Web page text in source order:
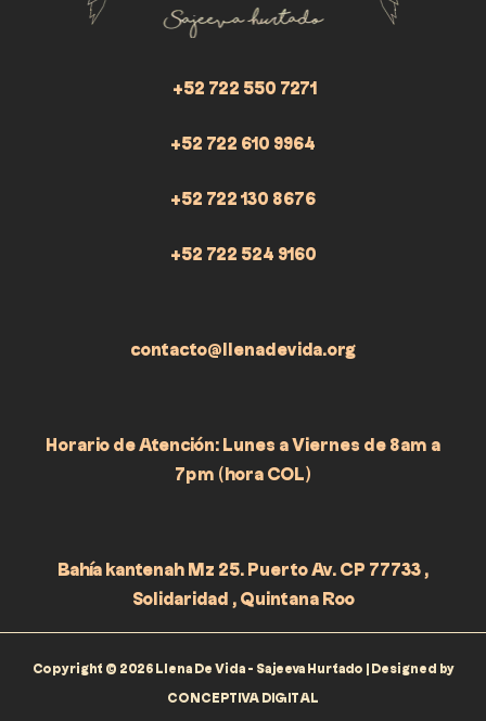
+52 722 550 7271
+52 722 610 9964
+52 722 130 8676
+52 722 524 9160
contacto@llenadevida.org
Horario de Atención: Lunes a Viernes de 8am a
7pm (hora COL)
Bahía kantenah Mz 25. Puerto Av. CP 77733 ,
Solidaridad , Quintana Roo
Copyright © 2026 Llena De Vida - Sajeeva Hurtado | Designed by
CONCEPTIVA DIGITAL